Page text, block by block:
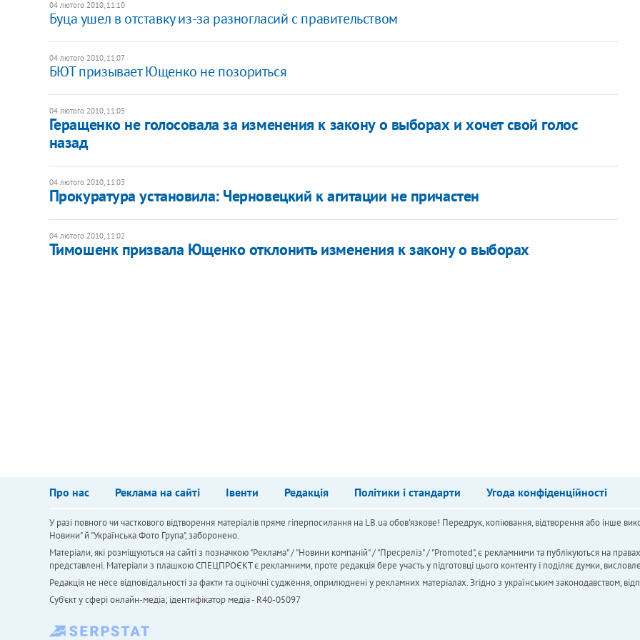
04 лютого 2010, 11:10
Буца ушел в отставку из-за разногласий с правительством
04 лютого 2010, 11:07
БЮТ призывает Ющенко не позориться
04 лютого 2010, 11:05
Геращенко не голосовала за изменения к закону о выборах и хочет свой голос
назад
04 лютого 2010, 11:03
Прокуратура установила: Черновецкий к агитации не причастен
04 лютого 2010, 11:02
Тимошенк призвала Ющенко отклонить изменения к закону о выборах
Про нас Реклама на сайті Івенти Редакція Політики і стандарти Угода конфіденційності
У разі повного чи часткового відтворення матеріалів пряме гіперпосилання на LB.ua обов'язкове! Передрук, копіювання, відтворення або інше
Новини" й "Українська Фото Група", заборонено.
Матеріали, які розміщуються на сайті з позначкою "Реклама" / "Новини компаній" / "Пресреліз" / "Promoted", є рекламними та публікуються на
представлені. Матеріали з плашкою СПЕЦПРОЄКТ є рекламними, проте редакція бере участь у підготовці цього контенту і поділяє думки,
Редакція не несе відповідальності за факти та оціночні судження, оприлюднені у рекламних матеріалах. Згідно з українським законодавством,
Cуб'єкт у сфері онлайн-медіа; ідентифікатор медіа - R40-05097